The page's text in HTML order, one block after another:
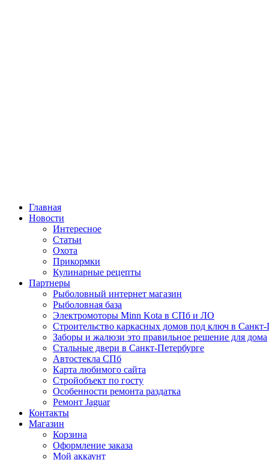
Главная
Новости
Интересное
Статьи
Охота
Прикормки
Кулинарные рецепты
Партнеры
Рыболовный интернет магазин
Рыболовная база
Электромоторы Minn Kota в СПб и ЛО
Строительство каркасных домов под ключ в Санкт-
Заборы и жалюзи это правильное решение для дома
Стальные двери в Санкт-Петербурге
Автостекла СПб
Карта любимого сайта
Стройобъект по госту
Особенности ремонта раздатка
Ремонт Jaguar
Контакты
Магазин
Корзина
Оформление заказа
Мой аккаунт